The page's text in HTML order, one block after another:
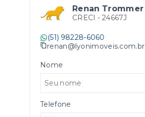
Renan Trommer
CRECI - 24667J
(51) 98228-6060
renan@lyonimoveis.com.br
Nome
Telefone